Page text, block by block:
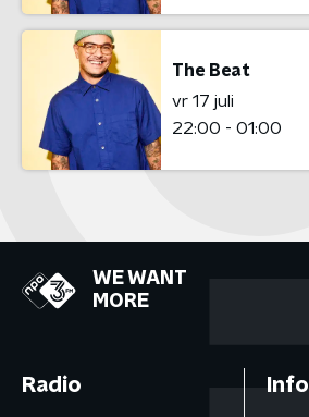
The Beat
vr 17 juli
22:00 - 01:00
WE WANT
MORE
Radio Info